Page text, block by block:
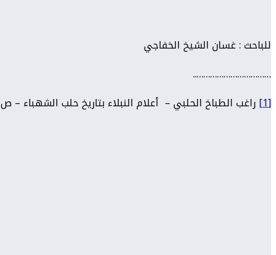
للباحث : غسان الشيخ الخفاجي
……………………………..
[1]
راغب الطباخ الحلبي – أعلام النبلاء بتاريخ حلب الشهباء – ص 357